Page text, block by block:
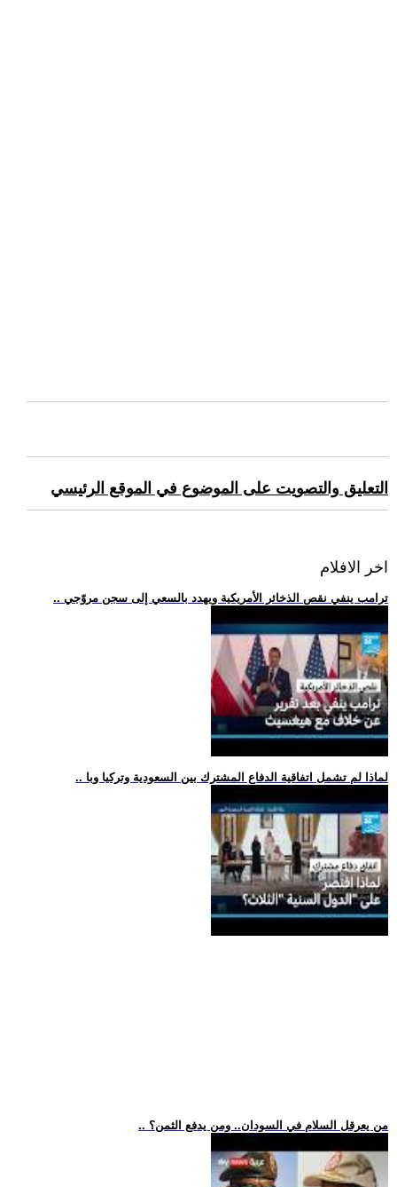
التعليق والتصويت على الموضوع في الموقع الرئيسي
اخر الافلام
.. ترامب ينفي نقص الذخائر الأمريكية ويهدد بالسعي إلى سجن مروّجي
.. لماذا لم تشمل اتفاقية الدفاع المشترك بين السعودية وتركيا وبا
.. من يعرقل السلام في السودان.. ومن يدفع الثمن؟